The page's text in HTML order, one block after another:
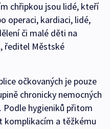
chřipkou jsou lidé, kteří
operaci, kardiaci, lidé,
či malé děti na
ředitel Městské
očkovaných je pouze
chronicky nemocných
Podle hygieniků přitom
komplikacím a těžkému